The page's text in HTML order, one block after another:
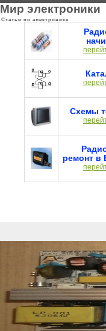
Мир электроники
Статьи по электронике
Схемы
ремонт в